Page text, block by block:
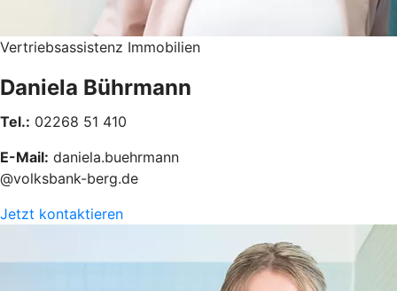
Vertriebsassistenz Immobilien
Daniela Bührmann
Tel.: 02268 51 410
E-Mail: daniela.buehrmann
@volksbank-berg.de
Jetzt kontaktieren